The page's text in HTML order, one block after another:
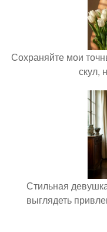
Сохраняйте мои
скул,
Стильная
выглядеть